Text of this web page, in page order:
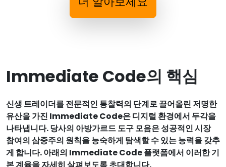
Immediate Code의 핵심
신생 트레이더를 전문적인 통찰력의 단계로 끌어올린 저명한
유산을 가진 Immediate Code은 디지털 환경에서 두각을
나타냅니다. 당사의 아방가르드 도구 모음은 성공적인 시장
참여의 삼중주의 원칙을 능숙하게 탐색할 수 있는 능력을 갖추
게 합니다. 아래의 Immediate Code 플랫폼에서 이러한 기
본 계율을 자세히 살펴보도록 초대합니다.